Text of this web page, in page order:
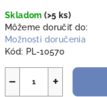
cena:
Skladom(>5 ks)
Môžeme doručiť do:
Možnosti doručenia
Kód: PL-10570
+
−